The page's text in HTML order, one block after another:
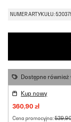
NUMER ARTYKUŁU:
Dostępne
Kup nowy
360,90 zł
Cena promocyjna: